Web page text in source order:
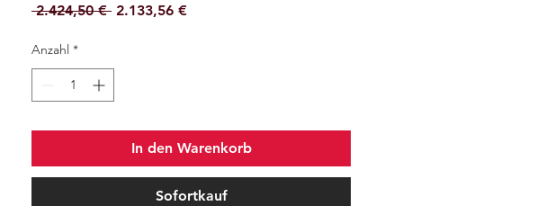
2.424,50 € Standardpreis
2.133,56 €Sale-
Anzahl *
In den Warenkorb
Sofortkauf